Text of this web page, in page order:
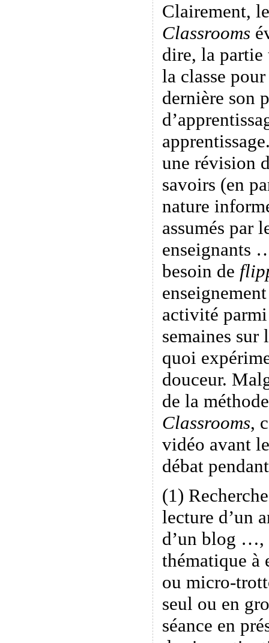
Clairement,
Classrooms
dire, la partie
la classe
dernière son
une révision
savoirs (en
nature
assumés par
enseignants
besoin de
activité parmi
semaines sur
quoi
douceur.
de la
Classrooms,
vidéo avant
débat
(1)
lecture d’un
d’un blog …,
thématique à
ou micro-
seul ou en
séance en